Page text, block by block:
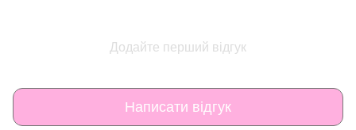
Додайте перший відгук
Написати відгук